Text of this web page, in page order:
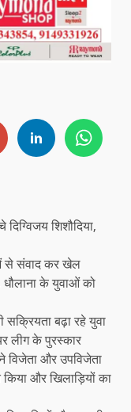
शिशौदिया,
से संवाद कर खेल
धौलाना के युवाओं को
सक्रियता बढ़ा रहे युवा
लीग के पुरस्कार
विजेता और उपविजेता
किया और खिलाड़ियों का